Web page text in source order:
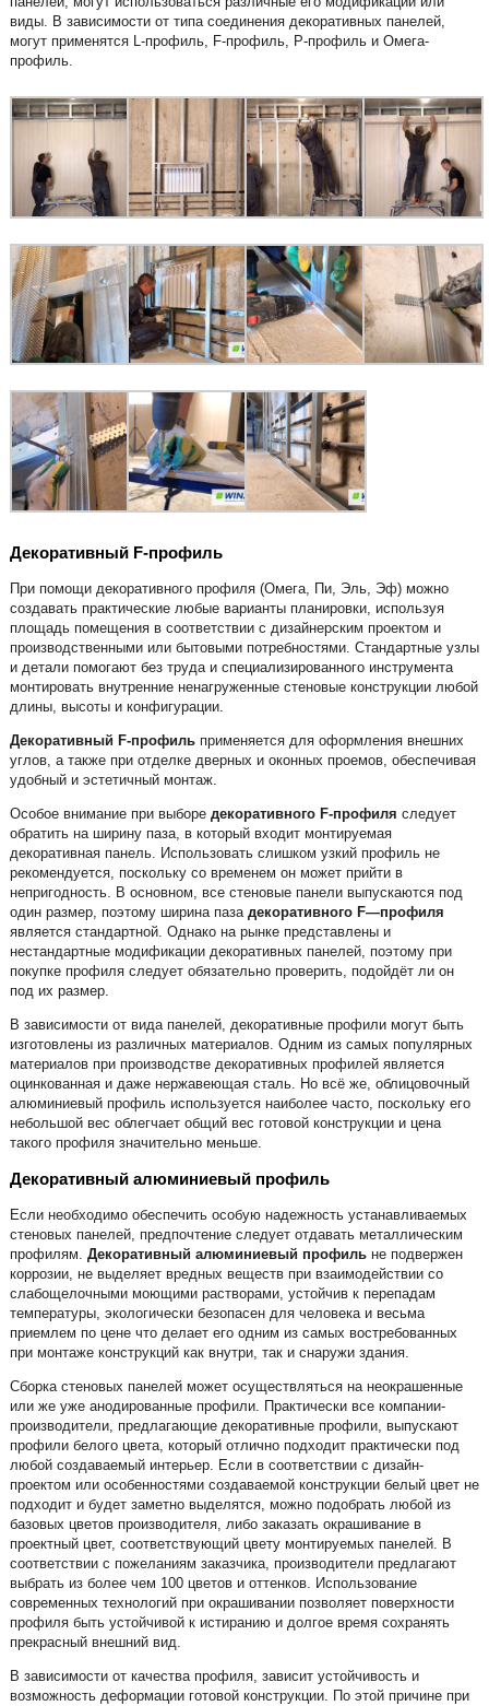
виды. В зависимости от типа соединения декоративных панелей,
могут применятся L-профиль, F-профиль, P-профиль и Омега-
профиль.
Декоративный F-профиль
При помощи декоративного профиля (Омега, Пи, Эль, Эф) можно
создавать практические любые варианты планировки, используя
площадь помещения в соответствии с дизайнерским проектом и
производственными или бытовыми потребностями. Стандартные узлы
и детали помогают без труда и специализированного инструмента
монтировать внутренние ненагруженные стеновые конструкции любой
длины, высоты и конфигурации.
Декоративный F-профильприменяется для оформления внешних
углов, а также при отделке дверных и оконных проемов, обеспечивая
удобный и эстетичный монтаж.
Особое внимание при выборе декоративного F-профиля следует
обратить на ширину паза, в который входит монтируемая
декоративная панель. Использовать слишком узкий профиль не
рекомендуется, поскольку со временем он может прийти в
непригодность. В основном, все стеновые панели выпускаются под
один размер, поэтому ширина паза декоративного F—профиля
является стандартной. Однако на рынке представлены и
нестандартные модификации декоративных панелей, поэтому при
покупке профиля следует обязательно проверить, подойдёт ли он
под их размер.
В зависимости от вида панелей, декоративные профили могут быть
изготовлены из различных материалов. Одним из самых популярных
материалов при производстве декоративных профилей является
оцинкованная и даже нержавеющая сталь. Но всё же, облицовочный
алюминиевый профиль используется наиболее часто, поскольку его
небольшой вес облегчает общий вес готовой конструкции и цена
такого профиля значительно меньше.
Декоративный алюминиевый профиль
Если необходимо обеспечить особую надежность устанавливаемых
стеновых панелей, предпочтение следует отдавать металлическим
профилям. Декоративный алюминиевый профильне подвержен
коррозии, не выделяет вредных веществ при взаимодействии со
слабощелочными моющими растворами, устойчив к перепадам
температуры, экологически безопасен для человека и весьма
приемлем по цене что делает его одним из самых востребованных
при монтаже конструкций как внутри, так и снаружи здания.
Сборка стеновых панелей может осуществляться на неокрашенные
или же уже анодированные профили. Практически все компании-
производители, предлагающие декоративные профили, выпускают
профили белого цвета, который отлично подходит практически под
любой создаваемый интерьер. Если в соответствии с дизайн-
проектом или особенностями создаваемой конструкции белый цвет не
подходит и будет заметно выделятся, можно подобрать любой из
базовых цветов производителя, либо заказать окрашивание в
проектный цвет, соответствующий цвету монтируемых панелей. В
соответствии с пожеланиям заказчика, производители предлагают
выбрать из более чем 100 цветов и оттенков. Использование
современных технологий при окрашивании позволяет поверхности
профиля быть устойчивой к истиранию и долгое время сохранять
прекрасный внешний вид.
В зависимости от качества профиля, зависит устойчивость и
возможность деформации готовой конструкции. По этой причине при